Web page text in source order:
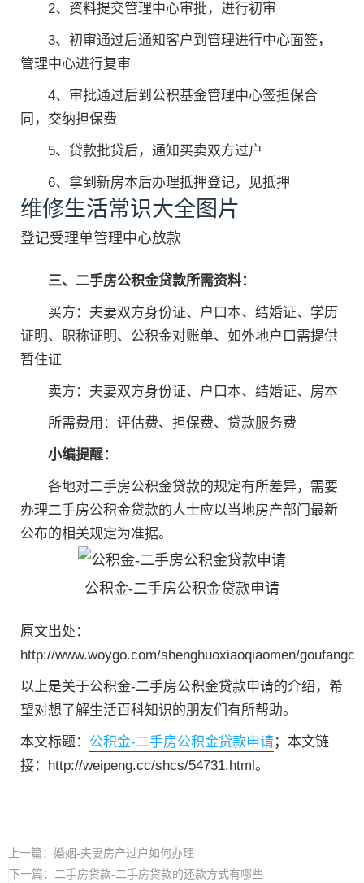
2、资料提交管理中心审批，进行初审
3、初审通过后通知客户到管理进行中心面签，
管理中心进行复审
4、审批通过后到公积基金管理中心签担保合
同，交纳担保费
5、贷款批贷后，通知买卖双方过户
6、拿到新房本后办理抵押登记，见抵押
维修生活常识大全图片
登记受理单管理中心放款
三、二手房公积金贷款所需资料：
买方：夫妻双方身份证、户口本、结婚证、学历
证明、职称证明、公积金对账单、如外地户口需提供
暂住证
卖方：夫妻双方身份证、户口本、结婚证、房本
所需费用：评估费、担保费、贷款服务费
小编提醒：
各地对二手房公积金贷款的规定有所差异，需要
办理二手房公积金贷款的人士应以当地房产部门最新
公布的相关规定为准据。
公积金-二手房公积金贷款申请
原文出处：
http://www.woygo.com/shenghuoxiaoqiaomen/
以上是关于公积金-二手房公积金贷款申请的介绍，希
望对想了解生活百科知识的朋友们有所帮助。
本文标题： 公积金-二手房公积金贷款申请；本文链
接：http://weipeng.cc/shcs/54731.html。
上一篇： 婚姻-夫妻房产过户如何办理
下一篇：
二手房贷款-二手房贷款的还款方式有哪些